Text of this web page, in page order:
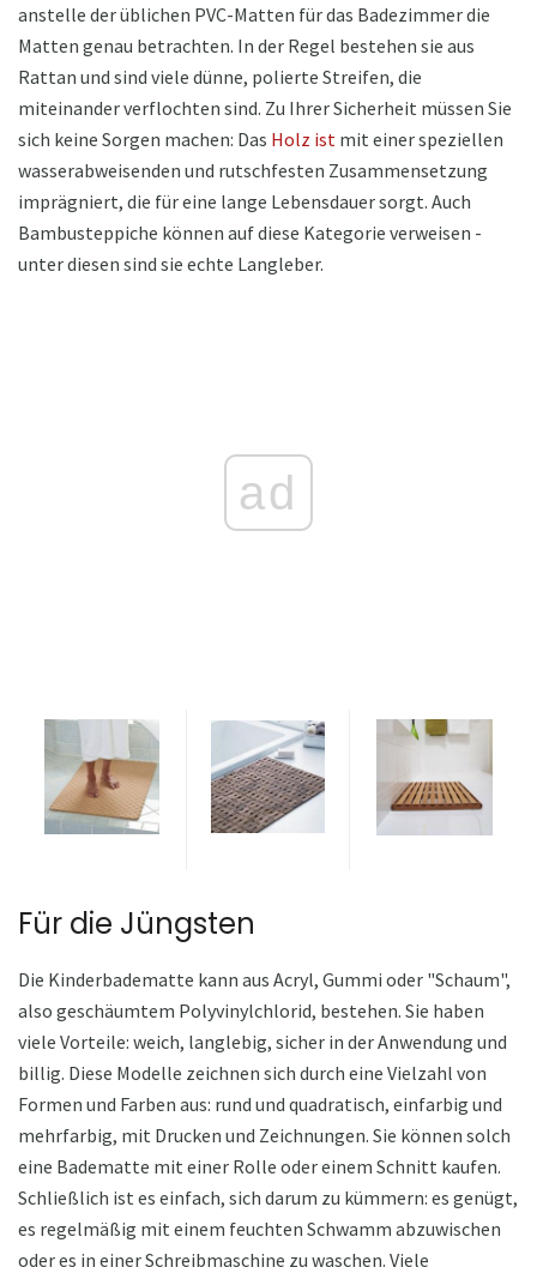
anstelle der üblichen PVC-Matten für das Badezimmer die
Matten genau betrachten. In der Regel bestehen sie aus
Rattan und sind viele dünne, polierte Streifen, die
miteinander verflochten sind. Zu Ihrer Sicherheit müssen Sie
sich keine Sorgen machen: Das Holz ist mit einer speziellen
wasserabweisenden und rutschfesten Zusammensetzung
imprägniert, die für eine lange Lebensdauer sorgt. Auch
Bambusteppiche können auf diese Kategorie verweisen -
unter diesen sind sie echte Langleber.
ad
Für die Jüngsten
Die Kinderbadematte kann aus Acryl, Gummi oder "Schaum",
also geschäumtem Polyvinylchlorid, bestehen. Sie haben
viele Vorteile: weich, langlebig, sicher in der Anwendung und
billig. Diese Modelle zeichnen sich durch eine Vielzahl von
Formen und Farben aus: rund und quadratisch, einfarbig und
mehrfarbig, mit Drucken und Zeichnungen. Sie können solch
eine Badematte mit einer Rolle oder einem Schnitt kaufen.
Schließlich ist es einfach, sich darum zu kümmern: es genügt,
es regelmäßig mit einem feuchten Schwamm abzuwischen
oder es in einer Schreibmaschine zu waschen. Viele